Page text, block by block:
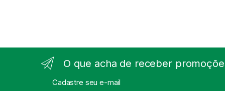
O que acha de receber
Cadastre seu e-mail